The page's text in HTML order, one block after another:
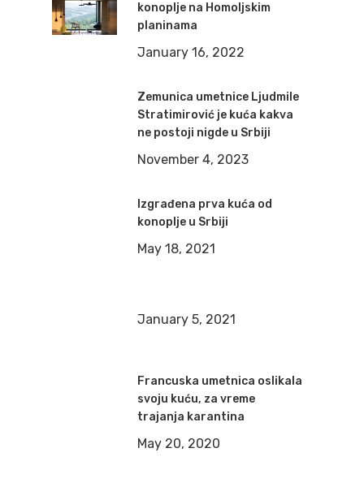
konoplje na Homoljskim
planinama
January 16, 2022
Zemunica umetnice Ljudmile
Stratimirović je kuća kakva
ne postoji nigde u Srbiji
November 4, 2023
Izgrađena prva kuća od
konoplje u Srbiji
May 18, 2021
January 5, 2021
Francuska umetnica oslikala
svoju kuću, za vreme
trajanja karantina
May 20, 2020